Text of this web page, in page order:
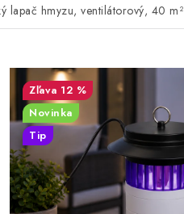
lapač hmyzu, ventilátorový, 40 m²
12 %
Novinka
Tip